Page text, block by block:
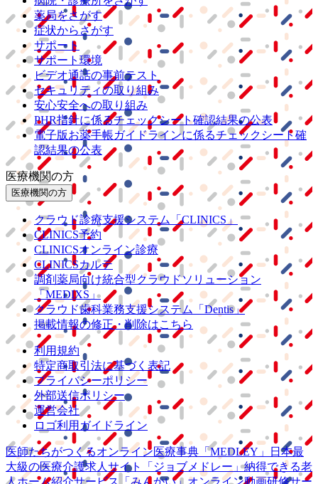
薬局をさがす
症状からさがす
サポート
サポート環境
ビデオ通話の事前テスト
セキュリティの取り組み
安心安全への取り組み
PHR指針に係るチェックシート確認結果の公表
電子版お薬手帳ガイドラインに係るチェックシート確
認結果の公表
医療機関の方
医療機関の方
クラウド診療支援システム
「CLINICS」
CLINICS予約
CLINICSオンライン診療
CLINICSカルテ
調剤薬局向け統合型クラウドソリューション
「MEDIXS」
クラウド歯科業務支援システム
「Dentis」
掲載情報の修正・削除はこちら
利用規約
特定商取引法に基づく表記
プライバシーポリシー
外部送信ポリシー
運営会社
ロゴ利用ガイドライン
医師たちがつくるオンライン医療事典 「MEDLEY」
日本最
大級の医療介護求人サイト 「ジョブメドレー」納得できる老
人ホーム紹介サービス
「みんかい」 オンライン動画研修サー